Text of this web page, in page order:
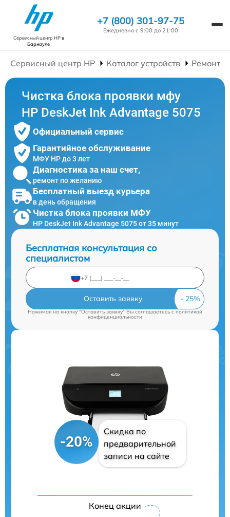
Сервисный центр HPв
Барнауле
+7 (800) 301-97-75
Ежедневно с 9:00 до 21:00
Сервисный центр HP Каталог устройств Ремонт
Чистка блока проявки мфу
HP DeskJet Ink Advantage 5075
Официальный сервис
Гарантийное обслуживание
МФУ HP до 3 лет
Диагностика за наш счет,
ремонт по желанию
Бесплатный выезд курьера
в день обращения
Чистка блока проявки МФУ
HP DeskJet Ink Advantage 5075 от 35 минут
Бесплатная консультация со
специалистом
Оставить заявку
Нажимая на кнопку "Оставить заявку" Вы соглашаетесь cполитикой
конфиденциальности
-20%
Скидка по
предварительной
записи на сайте
Конец акции